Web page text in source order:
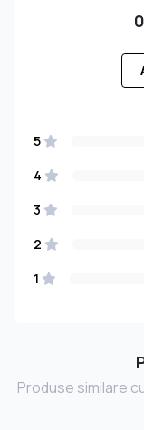
5
4
3
2
1
Produse similare